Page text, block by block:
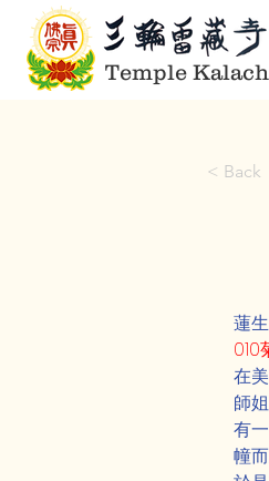
Temple
< Back
蓮
010
在
師
有
幢